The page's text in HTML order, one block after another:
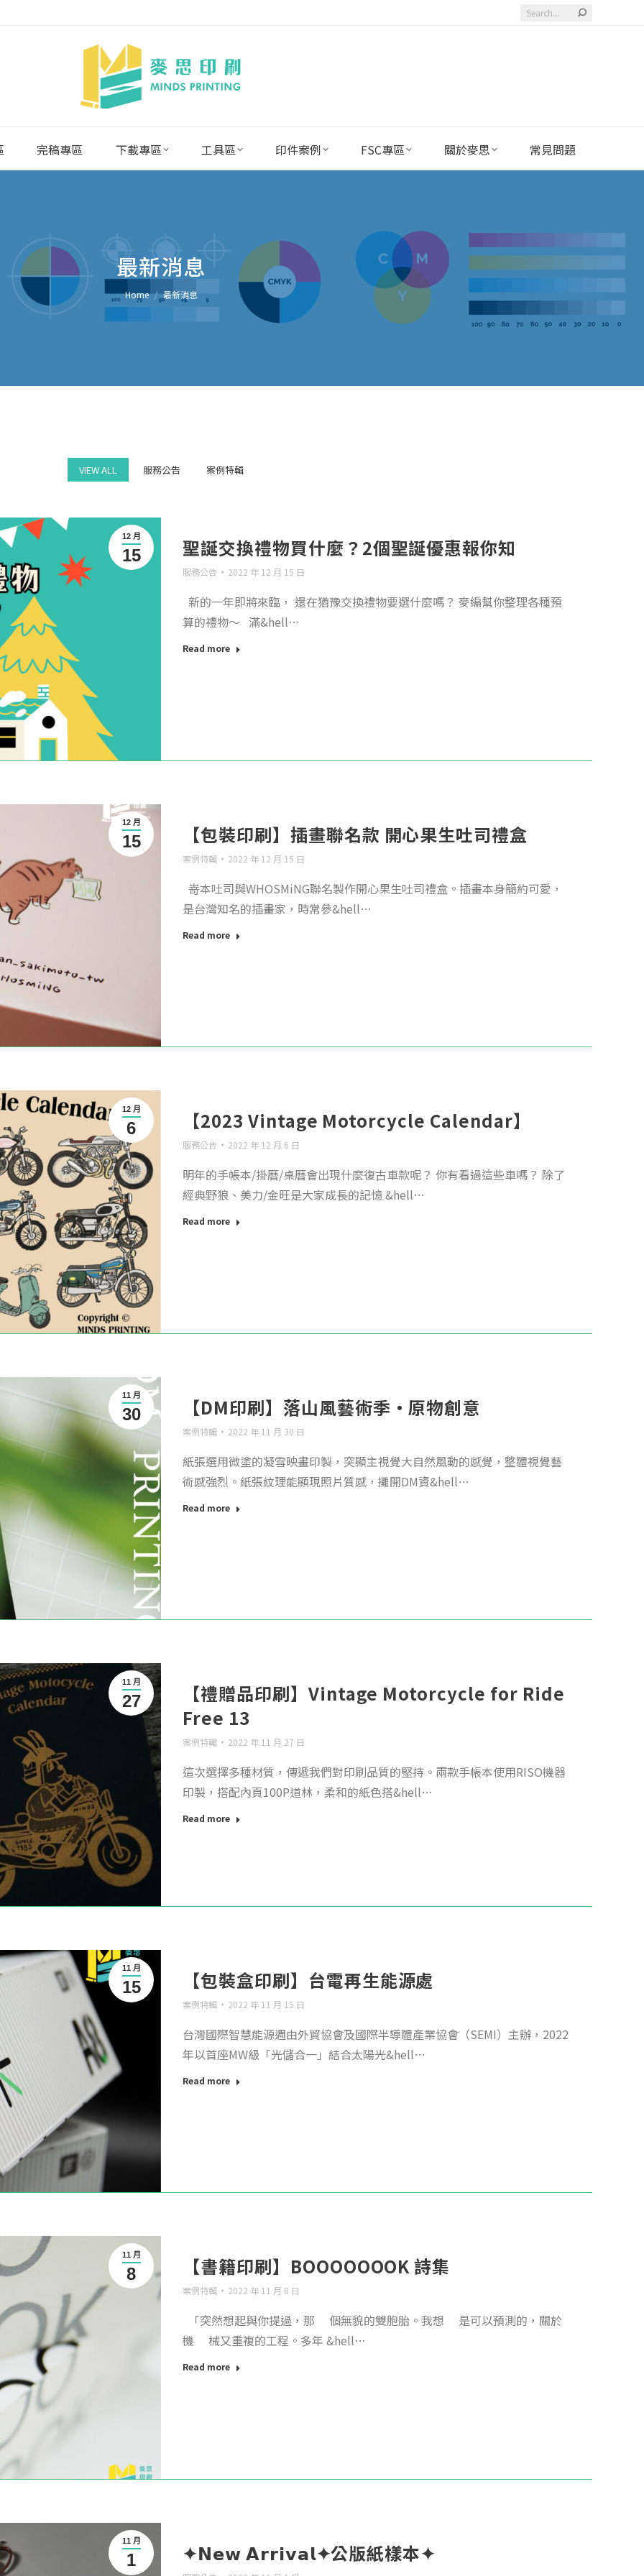
Search:
完稿專區 下載專區 工具區 印件案例 FSC專區 關於麥思 常見問題
最新消息
You are here:
Home 最新消息
VIEW ALL 服務公告 案例特輯
12 月
15 聖誕交換禮物買什麼？2個聖誕優惠報你知
服務公告 2022 年 12 月 15 日
新的一年即將來臨， 還在猶豫交換禮物要選什麼嗎？ 麥編幫你整理各種預
算的禮物～ 滿&hell…
Read more
12 月
15 【包裝印刷】插畫聯名款 開心果生吐司禮盒
案例特輯 2022 年 12 月 15 日
嵜本吐司與WHOSMiNG聯名製作開心果生吐司禮盒。插畫本身簡約可愛，
是台灣知名的插畫家，時常參&hell…
Read more
12 月
6 【2023 Vintage Motorcycle Calendar】
服務公告 2022 年 12 月 6 日
明年的手帳本/掛曆/桌曆會出現什麼復古車款呢？ 你有看過這些車嗎？ 除了
經典野狼、美力/金旺是大家成長的記憶 &hell…
Read more
11 月
30 【DM印刷】落山風藝術季・原物創意
案例特輯 2022 年 11 月 30 日
紙張選用微塗的凝雪映畫印製，突顯主視覺大自然風動的感覺，整體視覺藝
術感強烈。紙張紋理能顯現照片質感，攤開DM資&hell…
Read more
11 月
27
【禮贈品印刷】Vintage Motorcycle for Ride
Free 13
案例特輯 2022 年 11 月 27 日
這次選擇多種材質，傳遞我們對印刷品質的堅持。兩款手帳本使用RISO機器
印製，搭配內頁100P道林，柔和的紙色搭&hell…
Read more
11 月
15 【包裝盒印刷】台電再生能源處
案例特輯 2022 年 11 月 15 日
台灣國際智慧能源週由外貿協會及國際半導體產業協會（SEMI）主辦，2022
年以首座MW級「光儲合一」結合太陽光&hell…
Read more
11 月
8 【書籍印刷】BOOOOOOOK 詩集
案例特輯 2022 年 11 月 8 日
「突然想起與你提過，那 個無貌的雙胞胎。我想 是可以預測的，關於
機 械又重複的工程。多年 &hell…
Read more
11 月
1 ✦𝗡𝗲𝘄 𝗔𝗿𝗿𝗶𝘃𝗮𝗹✦公版紙樣本✦